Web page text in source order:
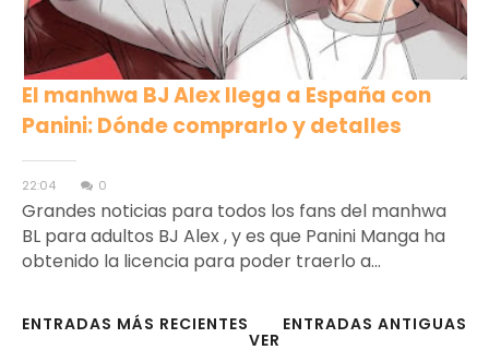
El manhwa BJ Alex llega a España con
Panini: Dónde comprarlo y detalles
22:04 0
Grandes noticias para todos los fans del manhwa
BL para adultos BJ Alex , y es que Panini Manga ha
obtenido la licencia para poder traerlo a...
ENTRADAS MÁS RECIENTES ENTRADAS ANTIGUAS
VER